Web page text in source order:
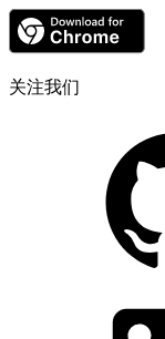
关注我们